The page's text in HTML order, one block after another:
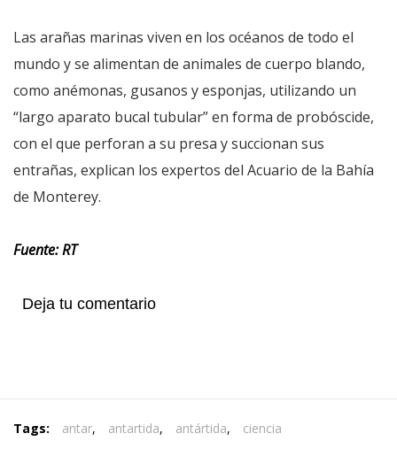
Las arañas marinas viven en los océanos de todo el
mundo y se alimentan de animales de cuerpo blando,
como anémonas, gusanos y esponjas, utilizando un
“largo aparato bucal tubular” en forma de probóscide,
con el que perforan a su presa y succionan sus
entrañas, explican los expertos del Acuario de la Bahía
de Monterey.
Fuente: RT
Deja tu comentario
Tags: antar, antartida, antártida, ciencia